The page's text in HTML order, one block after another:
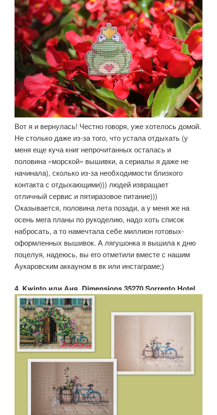
Вот я и вернулась! Честно говоря, уже хотелось домой.
Не столько даже из-за того, что устала отдыхать (у
меня еще куча книг непрочитанных осталась и
половина «морской» вышивки, а сериалы я даже не
начинала), сколько из-за необходимости близкого
контакта с отдыхающими))) людей извращает
отличный сервис и пятиразовое питание)))
Оказывается, половина лета позади, а у меня же на
осень мега планы по рукоделию, надо хоть список
набросать, а то намечтала себе миллион готовых-
оформленных вышивок. А лягушонка я вышила к дню
поцелуя, надеюсь, вы его отметили вместе с нашим
Аукаровским аккауном в вк или инстаграме;)
4. Kwinto или Аня. Dimensions 35270 Sorrento Hotel.